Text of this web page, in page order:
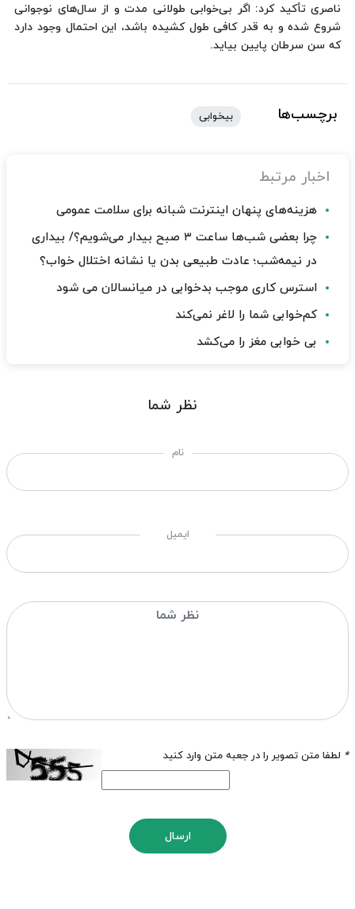
ناصری تأکید کرد: اگر بی‌خوابی طولانی مدت و از سال‌های نوجوانی
شروع شده و به قدر کافی طول کشیده باشد، این احتمال وجود دارد
که سن سرطان پایین بیاید.
برچسب‌ها بیخوابی
اخبار مرتبط
هزینه‌های پنهان اینترنت شبانه برای سلامت عمومی
چرا بعضی شب‌ها ساعت ۳ صبح بیدار می‌شویم؟/ بیداری
در نیمه‌شب؛ عادت طبیعی بدن یا نشانه اختلال خواب؟
استرس کاری موجب بدخوابی در میانسالان می شود
کم‌خوابی شما را لاغر نمی‌کند
بی خوابی مغز را می‌کشد
نظر شما
نام
ایمیل
* لطفا متن تصویر را در جعبه متن وارد کنید
ارسال